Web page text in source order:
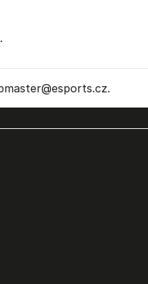
@esports.cz.